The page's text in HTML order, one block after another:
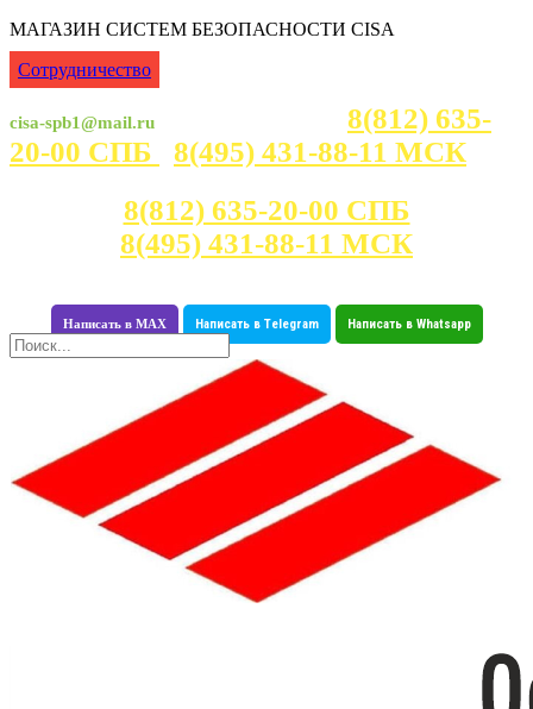
МАГАЗИН СИСТЕМ БЕЗОПАСНОСТИ CISA
Сотрудничество
cisa-spb1@mail.ru
8(812) 635-
20-00 СПБ
8(495) 431-88-11 МСК
8(812) 635-20-00 СПБ
8(495) 431-88-11 МСК
Написать в MAX Написать в Telegram Написать в Whatsapp